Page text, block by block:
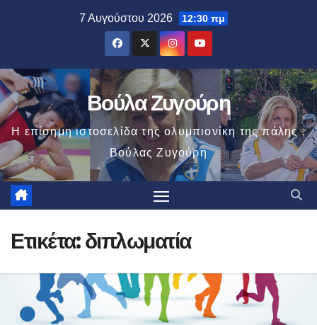
7 Αυγούστου 2026 12:30 πμ
Βούλα Ζυγούρη
Η επίσημη ιστοσελίδα της ολυμπιονίκη της πάλης ,
Βούλας Ζυγούρη
Ετικέτα:διπλωματία